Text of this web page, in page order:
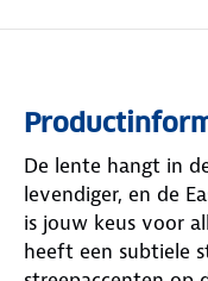
De lente hangt in
levendiger, en de
is jouw keus voor
heeft een subtiele